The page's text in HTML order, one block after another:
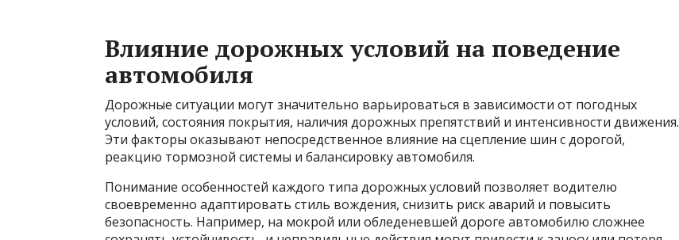
Влияние дорожных условий на поведение
автомобиля
Дорожные ситуации могут значительно варьироваться в зависимости от погодных
условий, состояния покрытия, наличия дорожных препятствий и интенсивности движения.
Эти факторы оказывают непосредственное влияние на сцепление шин с дорогой,
реакцию тормозной системы и балансировку автомобиля.
Понимание особенностей каждого типа дорожных условий позволяет водителю
своевременно адаптировать стиль вождения, снизить риск аварий и повысить
безопасность. Например, на мокрой или обледеневшей дороге автомобилю сложнее